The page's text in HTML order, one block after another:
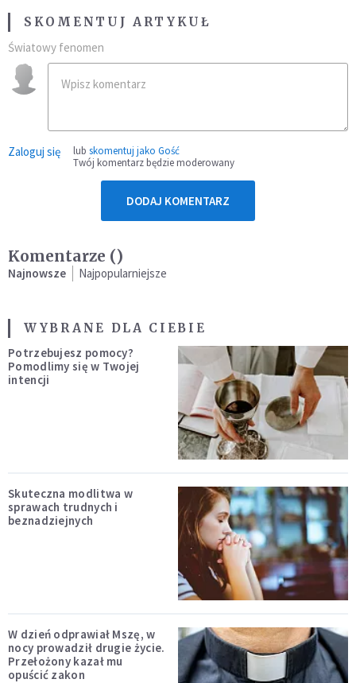
SKOMENTUJ ARTYKUŁ
Światowy fenomen
Zaloguj się lub skomentuj jako Gość
Twój komentarz będzie moderowany
DODAJ KOMENTARZ
Komentarze ()
Najnowsze Najpopularniejsze
WYBRANE DLA CIEBIE
Potrzebujesz pomocy?
Pomodlimy się w Twojej
intencji
Skuteczna modlitwa w
sprawach trudnych i
beznadziejnych
W dzień odprawiał Mszę, w
nocy prowadził drugie życie.
Przełożony kazał mu
opuścić zakon